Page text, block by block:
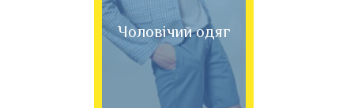
Чоловічий одяг